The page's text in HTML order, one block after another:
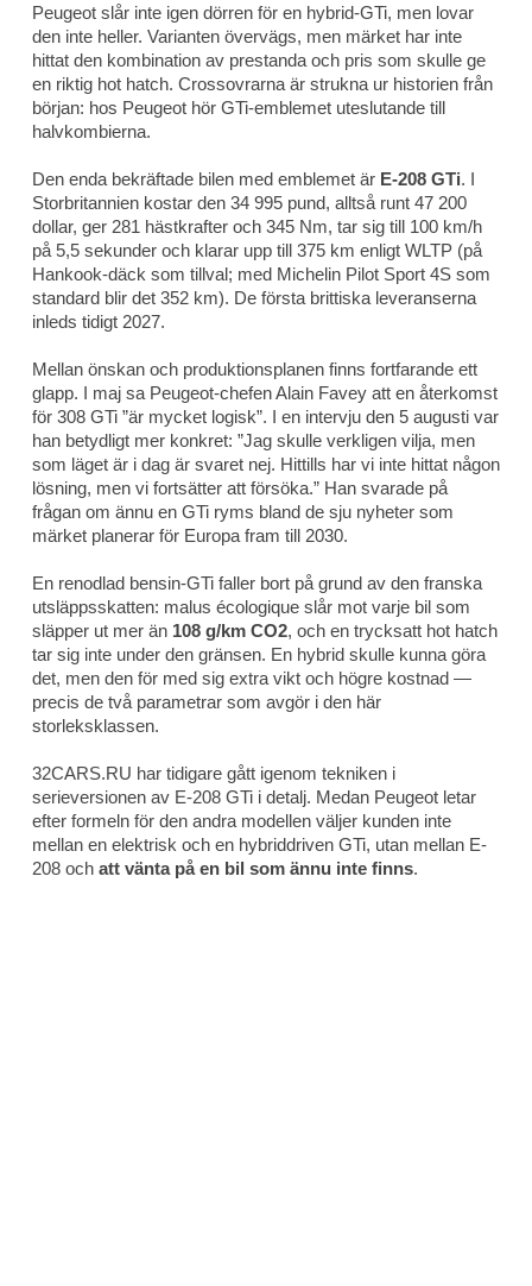
Peugeot slår inte igen dörren för en hybrid-GTi, men lovar
den inte heller. Varianten övervägs, men märket har inte
hittat den kombination av prestanda och pris som skulle ge
en riktig hot hatch. Crossovrarna är strukna ur historien från
början: hos Peugeot hör GTi-emblemet uteslutande till
halvkombierna.
Den enda bekräftade bilen med emblemet är E-208 GTi. I
Storbritannien kostar den 34 995 pund, alltså runt 47 200
dollar, ger 281 hästkrafter och 345 Nm, tar sig till 100 km/h
på 5,5 sekunder och klarar upp till 375 km enligt WLTP (på
Hankook-däck som tillval; med Michelin Pilot Sport 4S som
standard blir det 352 km). De första brittiska leveranserna
inleds tidigt 2027.
Mellan önskan och produktionsplanen finns fortfarande ett
glapp. I maj sa Peugeot-chefen Alain Favey att en återkomst
för 308 GTi ”är mycket logisk”. I en intervju den 5 augusti var
han betydligt mer konkret: ”Jag skulle verkligen vilja, men
som läget är i dag är svaret nej. Hittills har vi inte hittat någon
lösning, men vi fortsätter att försöka.” Han svarade på
frågan om ännu en GTi ryms bland de sju nyheter som
märket planerar för Europa fram till 2030.
En renodlad bensin-GTi faller bort på grund av den franska
utsläppsskatten: malus écologique slår mot varje bil som
släpper ut mer än 108 g/km CO2, och en trycksatt hot hatch
tar sig inte under den gränsen. En hybrid skulle kunna göra
det, men den för med sig extra vikt och högre kostnad —
precis de två parametrar som avgör i den här
storleksklassen.
32CARS.RU har tidigare gått igenom tekniken i
serieversionen av E-208 GTi i detalj. Medan Peugeot letar
efter formeln för den andra modellen väljer kunden inte
mellan en elektrisk och en hybriddriven GTi, utan mellan E-
208 och att vänta på en bil som ännu inte finns.